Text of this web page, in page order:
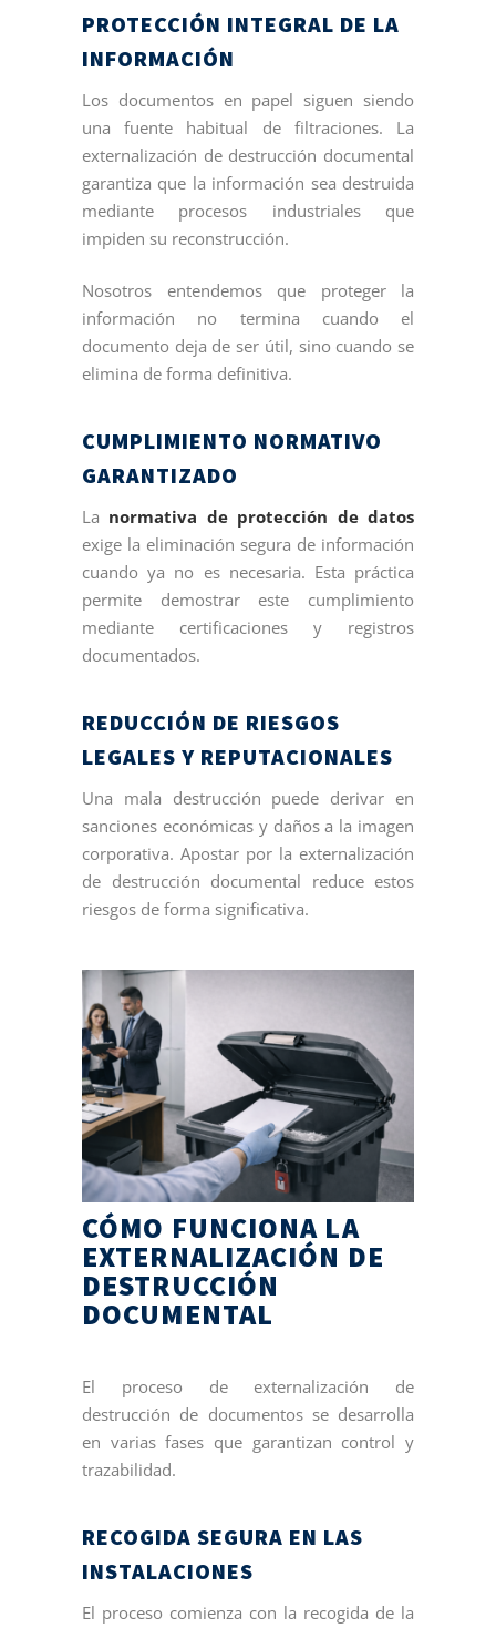
PROTECCIÓN INTEGRAL DE LA
INFORMACIÓN
Los documentos en papel siguen siendo
una fuente habitual de filtraciones. La
externalización de destrucción documental
garantiza que la información sea destruida
mediante procesos industriales que
impiden su reconstrucción.
Nosotros entendemos que proteger la
información no termina cuando el
documento deja de ser útil, sino cuando se
elimina de forma definitiva.
CUMPLIMIENTO NORMATIVO
GARANTIZADO
La normativa de protección de datos
exige la eliminación segura de información
cuando ya no es necesaria. Esta práctica
permite demostrar este cumplimiento
mediante certificaciones y registros
documentados.
REDUCCIÓN DE RIESGOS
LEGALES Y REPUTACIONALES
Una mala destrucción puede derivar en
sanciones económicas y daños a la imagen
corporativa. Apostar por la externalización
de destrucción documental reduce estos
riesgos de forma significativa.
CÓMO FUNCIONA LA
EXTERNALIZACIÓN DE
DESTRUCCIÓN
DOCUMENTAL
El proceso de externalización de
destrucción de documentos se desarrolla
en varias fases que garantizan control y
trazabilidad.
RECOGIDA SEGURA EN LAS
INSTALACIONES
El proceso comienza con la recogida de la